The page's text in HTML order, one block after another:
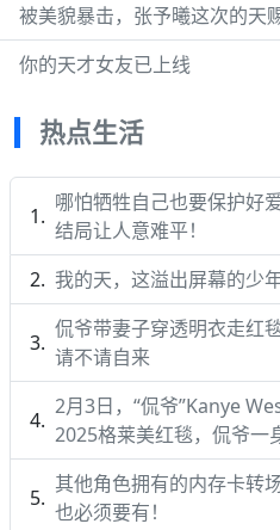
被美貌暴击，张予曦这次的天
你的天才女友已上线
热点生活
哪怕牺牲自己也要保护好
结局让人意难平！
我的天，这溢出屏幕的少
侃爷带妻子穿透明衣走红
请不请自来
2月3日，“侃爷”Kanye
2025格莱美红毯，侃爷一
其他角色拥有的内存卡转
也必须要有！